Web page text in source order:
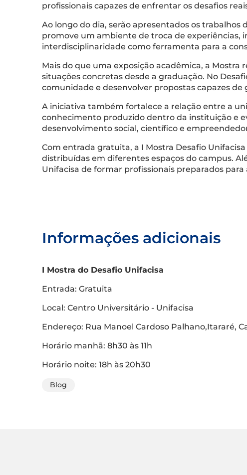
profissionais capazes de enfrentar os desafios
Ao longo do dia, serão apresentados os trabalhos
promove um ambiente de troca de experiências,
interdisciplinaridade como ferramenta para a
Mais do que uma exposição acadêmica, a
situações concretas desde a graduação. No
comunidade e desenvolver propostas capazes
A iniciativa também fortalece a relação entre a
conhecimento produzido dentro da instituição e
desenvolvimento social, científico e
Com entrada gratuita, a I Mostra Desafio
distribuídas em diferentes espaços do campus.
Unifacisa de formar profissionais preparados
Informações adicionais
I Mostra do Desafio Unifacisa
Entrada: Gratuita
Local: Centro Universitário - Unifacisa
Endereço: Rua Manoel Cardoso Palhano,Itararé,
Horário manhã: 8h30 às 11h
Horário noite: 18h às 20h30
Blog